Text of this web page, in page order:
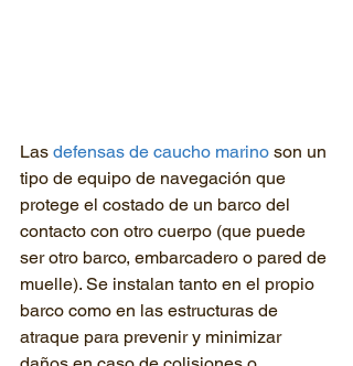
Las defensas de caucho marino son un
tipo de equipo de navegación que
protege el costado de un barco del
contacto con otro cuerpo (que puede
ser otro barco, embarcadero o pared de
muelle). Se instalan tanto en el propio
barco como en las estructuras de
atraque para prevenir y minimizar